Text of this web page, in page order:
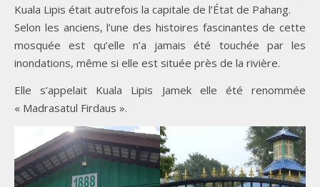
Kuala Lipis était autrefois la capitale de l’État de Pahang.
Selon les anciens, l’une des histoires fascinantes de cette
mosquée est qu’elle n’a jamais été touchée par les
inondations, même si elle est située près de la rivière.
Elle s’appelait Kuala Lipis Jamek elle été renommée
« Madrasatul Firdaus ».